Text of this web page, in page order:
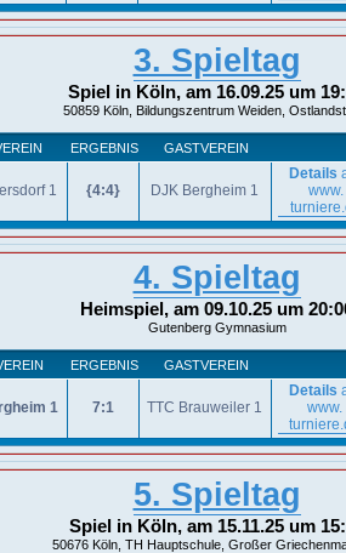
3. Spieltag
Spiel in Köln, am 16.09.25 um
50859 Köln, Bildungszentrum Weiden,
ERGEBNIS GASTVEREIN
1 {4:4} DJK Bergheim 1
Details
www.
4. Spieltag
Heimspiel, am 09.10.25 um
Gutenberg Gymnasium
ERGEBNIS GASTVEREIN
1 7:1 TTC Brauweiler 1
Details
www.
5. Spieltag
Spiel in Köln, am 15.11.25 um
50676 Köln, TH Hauptschule, Großer